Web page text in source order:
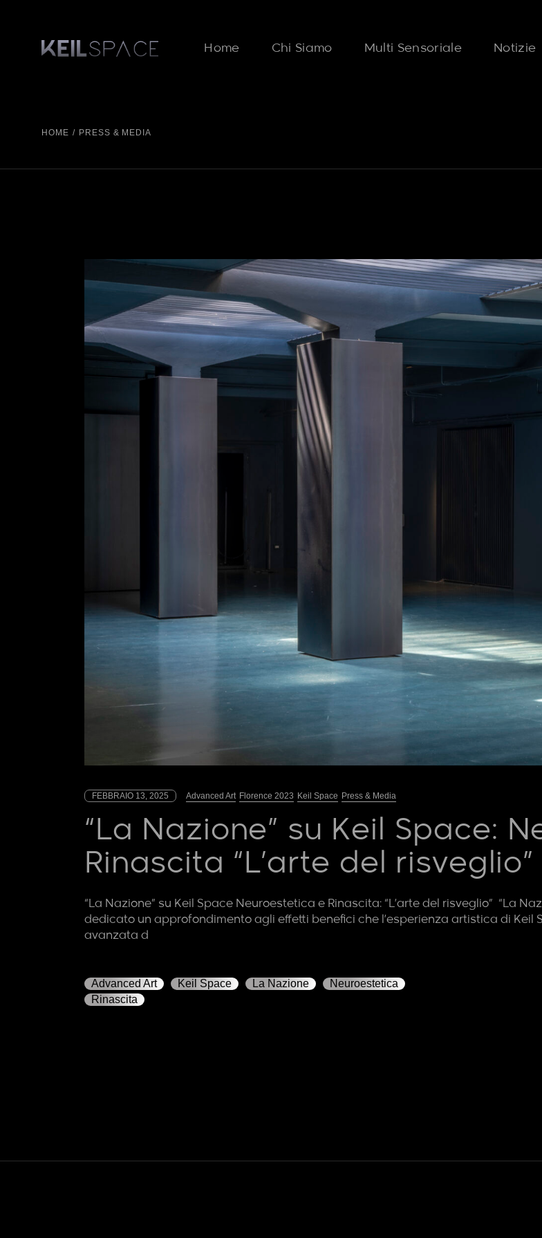
content
Home Chi Siamo Multi Sensoriale Notizie
HOME PRESS & MEDIA
FEBBRAIO 13, 2025 Advanced Art Florence 2023 Keil Space Press & Media
“La Nazione” su Keil Space:
Rinascita “L’arte del risveglio”
“La Nazione” su Keil Space Neuroestetica e Rinascita: “L’arte del risveglio” “La
dedicato un approfondimento agli effetti benefici che l’esperienza artistica di Keil
avanzata d
Advanced Art Keil Space La Nazione
Neuroestetica
Rinascita